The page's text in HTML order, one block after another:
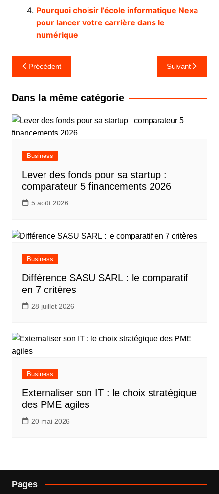
Pourquoi choisir l’école informatique Nexa
pour lancer votre carrière dans le
numérique
Navigation
de
l’article
Précédent Suivant
Dans la même catégorie
Business
Lever des fonds pour sa startup :
comparateur 5 financements 2026
5 août 2026
Business
Différence SASU SARL : le comparatif
en 7 critères
28 juillet 2026
Business
Externaliser son IT : le choix stratégique
des PME agiles
20 mai 2026
Pages